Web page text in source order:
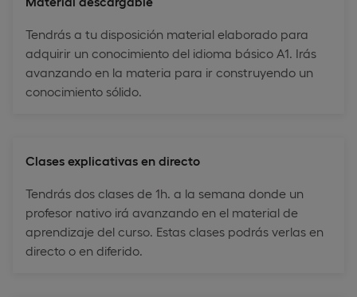
Tendrás a tu disposición material elaborado para
adquirir un conocimiento del idioma básico A1. Irás
avanzando en la materia para ir construyendo un
conocimiento sólido.
Clases explicativas en directo
Tendrás dos clases de 1h. a la semana donde un
profesor nativo irá avanzando en el material de
aprendizaje del curso. Estas clases podrás verlas en
directo o en diferido.